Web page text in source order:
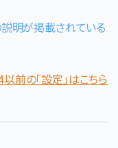
明が掲載されている
前の「設定」はこちら